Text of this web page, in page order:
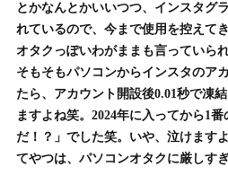
とかなんとかいいつつ、インスタグ
れているので、今まで使用を控えて
オタクっぽいわがままも言っていら
そもそもパソコンからインスタのア
たら、アカウント開設後0.01秒で凍
ますよね笑。2024年に入ってから1
だ！？」でした笑。いや、泣けます
てやつは、パソコンオタクに厳しす